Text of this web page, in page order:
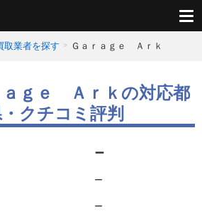
取業者を探す Ｇａｒａｇｅ Ａｒｋ
ａｇｅ Ａｒｋの対応都
クチコミ評判
－
－
－